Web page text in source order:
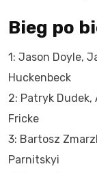
Bieg po
1: Jason Doyle,
Huckenbeck
2: Patryk Dudek,
Fricke
3: Bartosz
Parnitskyi